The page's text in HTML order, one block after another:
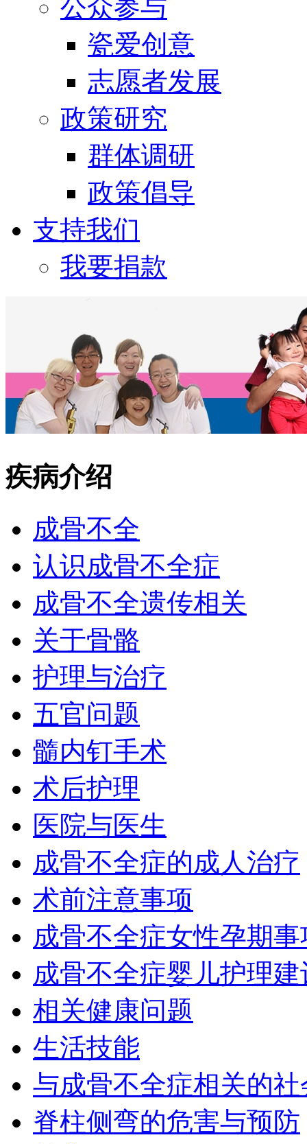
公众参与
瓷爱创意
志愿者发展
政策研究
群体调研
政策倡导
支持我们
我要捐款
疾病介绍
成骨不全
认识成骨不全症
成骨不全遗传相关
关于骨骼
护理与治疗
五官问题
髓内钉手术
术后护理
医院与医生
成骨不全症的成人治疗
术前注意事项
成骨不全症女性孕期事
成骨不全症婴儿护理建
相关健康问题
生活技能
与成骨不全症相关的
脊柱侧弯的危害与预防